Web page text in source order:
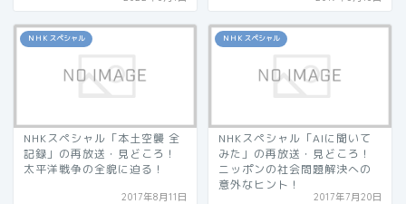
ＮＨＫスペシャル
NHKスペシャル「本土空襲 全
記録」の再放送・見どころ！
太平洋戦争の全貌に迫る！
2017年8月11日
ＮＨＫスペシャル
NHKスペシャル「AIに聞いて
みた」の再放送・見どころ！
ニッポンの社会問題解決への
意外なヒント！
2017年7月20日